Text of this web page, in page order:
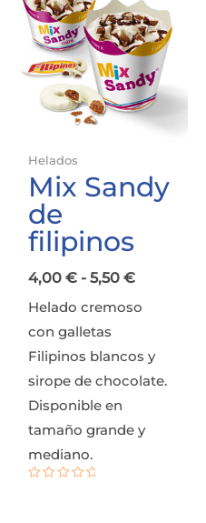
Helados
Mix Sandy
de
filipinos
4,00 € - 5,50 €
precios:
desde
4,00 €
hasta
5,50 €
Helado cremoso
con galletas
Filipinos blancos y
sirope de chocolate.
Disponible en
tamaño grande y
mediano.